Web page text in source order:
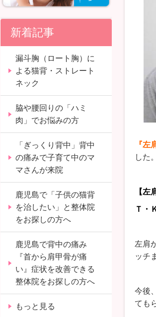
『左
した。
【左
Ｔ・
左肩
ッチ
今後
ても
新着記事
漏斗胸（ロート胸）に
よる猫背・ストレート
ネック
脇や腰回りの「ハミ
肉」でお悩みの方
「ぎっくり背中」背中
の痛みで子育て中のマ
マさんが来院
鹿児島で「子供の猫背
を治したい」と整体院
をお探しの方へ
鹿児島で背中の痛み
『首から肩甲骨が痛
い』症状を改善できる
整体院をお探しの方へ
もっと見る